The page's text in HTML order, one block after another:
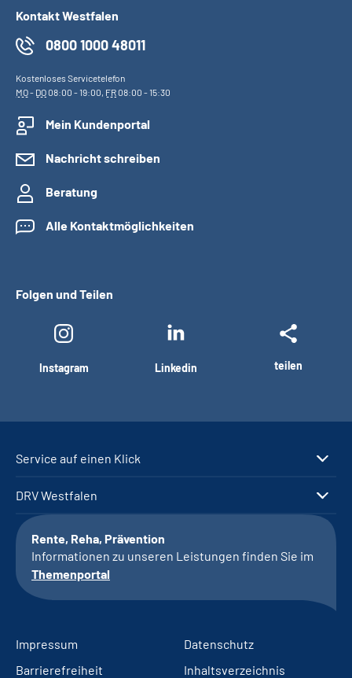
Kontakt Westfalen
0800 1000 48011
Kostenloses Servicetelefon
MO- DO08:00 - 19:00, FR08:00 - 15:30
Mein Kundenportal
Nachricht schreiben
Beratung
Alle Kontaktmöglichkeiten
Folgen und Teilen
Instagram Linkedin teilen
Service auf einen Klick
DRV Westfalen
Rente, Reha, Prävention
Informationen zu unseren Leistungen finden Sie im
Themenportal
Impressum
Datenschutz
Barrierefreiheit
Inhaltsverzeichnis